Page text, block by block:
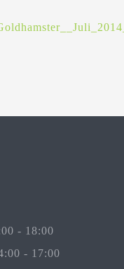
- 18:00
- 17:00